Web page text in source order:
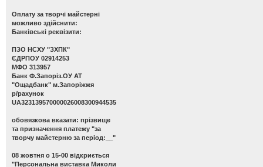
Оплату за творчі майстерні
можливо здійснити:
Банківські реквізити:
ПЗО НСХУ "ЗХПК"
ЄДРПОУ 02914253
МФО 313957
Банк Ф.Запоріз.ОУ АТ
"Ощадбанк" м.Запоріжжя
р/рахунок
UA323139570000026008300944535
обовязкова вказати: прізвище
та призначення платежу "за
творчу майстерню за період:__"
08 жовтня о 15-00 відкриється
"Персональна виставка Миколи